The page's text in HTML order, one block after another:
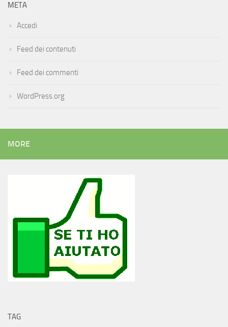
META
Accedi
Feed dei contenuti
Feed dei commenti
WordPress.org
MORE
TAG